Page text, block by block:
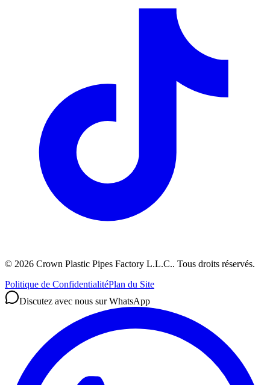
© 2026 Crown Plastic Pipes Factory L.L.C.. Tous droits réservés.
Politique de ConfidentialitéPlan du Site
Discutez avec nous sur WhatsApp